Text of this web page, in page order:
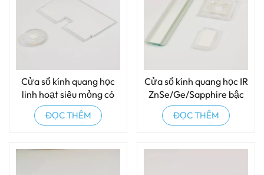
Cửa sổ kính quang học
linh hoạt siêu mỏng có
khe hở
ĐỌC THÊM
Cửa sổ kính quang học IR
ZnSe/Ge/Sapphire bậc
thang
ĐỌC THÊM